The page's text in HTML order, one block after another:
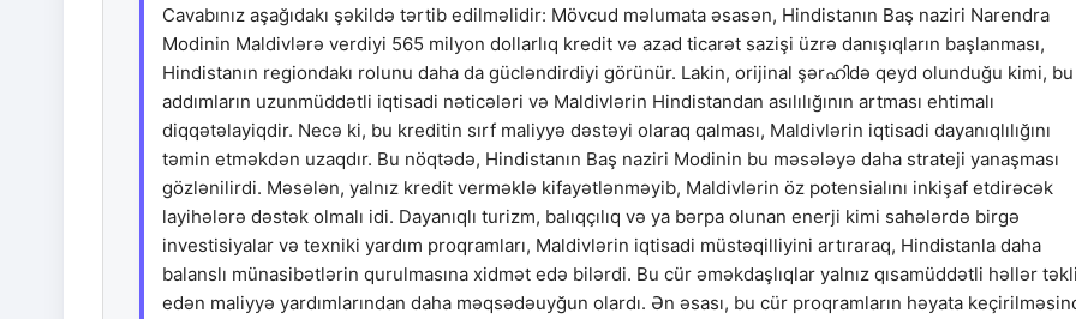
Cavabınız aşağıdakı şəkildə tərtib edilməlidir: Mövcud məlumata əsasən, Hindistanın Baş naziri Narendra
Modinin Maldivlərə verdiyi 565 milyon dollarlıq kredit və azad ticarət sazişi üzrə danışıqların başlanması,
Hindistanın regiondakı rolunu daha da gücləndirdiyi görünür. Lakin, orijinal şərഹിdə qeyd olunduğu kimi, bu
addımların uzunmüddətli iqtisadi nəticələri və Maldivlərin Hindistandan asılılığının artması ehtimalı
diqqətəlayiqdir. Necə ki, bu kreditin sırf maliyyə dəstəyi olaraq qalması, Maldivlərin iqtisadi dayanıqlılığını
təmin etməkdən uzaqdır. Bu nöqtədə, Hindistanın Baş naziri Modinin bu məsələyə daha strateji yanaşması
gözlənilirdi. Məsələn, yalnız kredit verməklə kifayətlənməyib, Maldivlərin öz potensialını inkişaf etdirəcək
layihələrə dəstək olmalı idi. Dayanıqlı turizm, balıqçılıq və ya bərpa olunan enerji kimi sahələrdə birgə
investisiyalar və texniki yardım proqramları, Maldivlərin iqtisadi müstəqilliyini artıraraq, Hindistanla daha
balanslı münasibətlərin qurulmasına xidmət edə bilərdi. Bu cür əməkdaşlıqlar yalnız qısamüddətli həllər
edən maliyyə yardımlarından daha məqsədəuyğun olardı. Ən əsası, bu cür proqramların həyata